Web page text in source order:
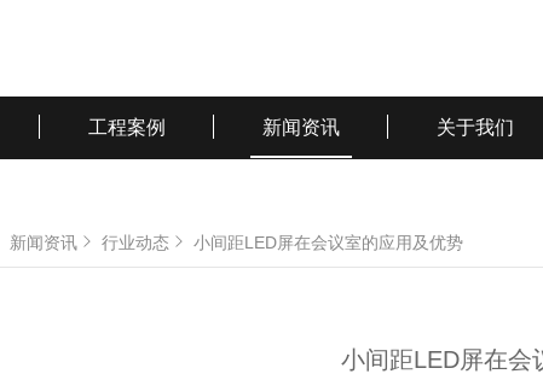
工程案例 新闻资讯 关于我们
新闻资讯 行业动态 小间距LED屏在会议室的应用及优势
小间距LED屏在会